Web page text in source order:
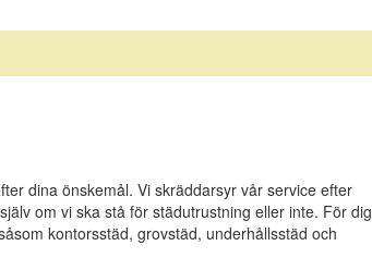
dina önskemål. Vi skräddarsyr vår service efter
om vi ska stå för städutrustning eller inte. För dig
kontorsstäd, grovstäd, underhållsstäd och